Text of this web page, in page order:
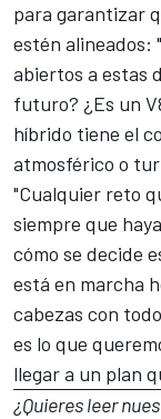
para garantizar
estén alineados:
abiertos a estas
futuro? ¿Es un
híbrido tiene el
atmosférico o
"Cualquier reto
siempre que
cómo se decide
está en marcha
cabezas con
es lo que
llegar a un plan
¿Quieres leer